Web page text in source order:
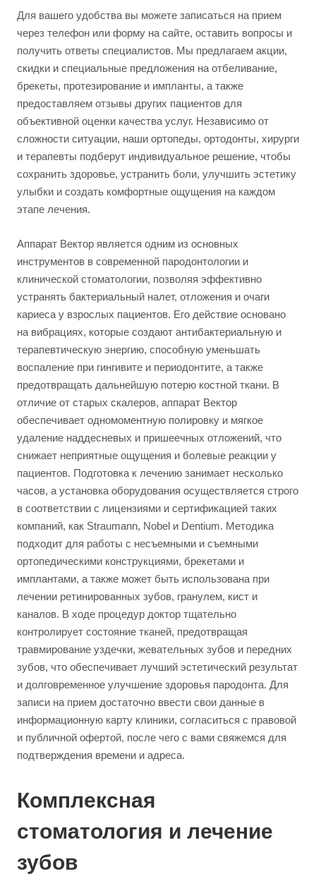
Для вашего удобства вы можете записаться на прием
через телефон или форму на сайте, оставить вопросы и
получить ответы специалистов. Мы предлагаем акции,
скидки и специальные предложения на отбеливание,
брекеты, протезирование и импланты, а также
предоставляем отзывы других пациентов для
объективной оценки качества услуг. Независимо от
сложности ситуации, наши ортопеды, ортодонты, хирурги
и терапевты подберут индивидуальное решение, чтобы
сохранить здоровье, устранить боли, улучшить эстетику
улыбки и создать комфортные ощущения на каждом
этапе лечения.
Аппарат Вектор является одним из основных
инструментов в современной пародонтологии и
клинической стоматологии, позволяя эффективно
устранять бактериальный налет, отложения и очаги
кариеса у взрослых пациентов. Его действие основано
на вибрациях, которые создают антибактериальную и
терапевтическую энергию, способную уменьшать
воспаление при гингивите и периодонтите, а также
предотвращать дальнейшую потерю костной ткани. В
отличие от старых скалеров, аппарат Вектор
обеспечивает одномоментную полировку и мягкое
удаление наддесневых и пришеечных отложений, что
снижает неприятные ощущения и болевые реакции у
пациентов. Подготовка к лечению занимает несколько
часов, а установка оборудования осуществляется строго
в соответствии с лицензиями и сертификацией таких
компаний, как Straumann, Nobel и Dentium. Методика
подходит для работы с несъемными и съемными
ортопедическими конструкциями, брекетами и
имплантами, а также может быть использована при
лечении ретинированных зубов, гранулем, кист и
каналов. В ходе процедур доктор тщательно
контролирует состояние тканей, предотвращая
травмирование уздечки, жевательных зубов и передних
зубов, что обеспечивает лучший эстетический результат
и долговременное улучшение здоровья пародонта. Для
записи на прием достаточно ввести свои данные в
информационную карту клиники, согласиться с правовой
и публичной офертой, после чего с вами свяжемся для
подтверждения времени и адреса.
Комплексная
стоматология и лечение
зубов